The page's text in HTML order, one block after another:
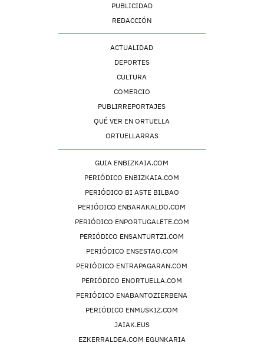
PUBLICIDAD
REDACCIÓN
ACTUALIDAD
DEPORTES
CULTURA
COMERCIO
PUBLIRREPORTAJES
QUÉ VER EN ORTUELLA
ORTUELLARRAS
GUIA ENBIZKAIA.COM
PERIÓDICO ENBIZKAIA.COM
PERIÓDICO BI ASTE BILBAO
PERIÓDICO ENBARAKALDO.COM
PERIÓDICO ENPORTUGALETE.COM
PERIÓDICO ENSANTURTZI.COM
PERIÓDICO ENSESTAO.COM
PERIÓDICO ENTRAPAGARAN.COM
PERIÓDICO ENORTUELLA.COM
PERIÓDICO ENABANTOZIERBENA
PERIÓDICO ENMUSKIZ.COM
JAIAK.EUS
EZKERRALDEA.COM EGUNKARIA